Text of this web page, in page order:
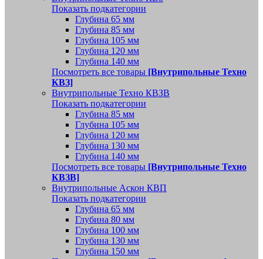
Показать подкатегории
Глубина 65 мм
Глубина 85 мм
Глубина 105 мм
Глубина 120 мм
Глубина 140 мм
Посмотреть все товары [Внутрипольные Техно
КВЗ]
Внутрипольные Техно КВЗВ
Показать подкатегории
Глубина 85 мм
Глубина 105 мм
Глубина 120 мм
Глубина 130 мм
Глубина 140 мм
Посмотреть все товары [Внутрипольные Техно
КВЗВ]
Внутрипольные Аскон КВП
Показать подкатегории
Глубина 65 мм
Глубина 80 мм
Глубина 100 мм
Глубина 130 мм
Глубина 150 мм